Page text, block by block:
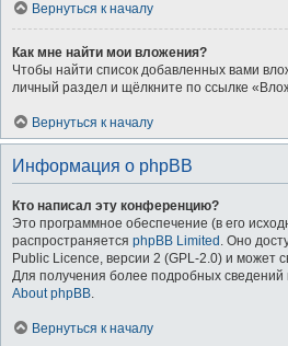
Вернуться к началу
Как мне найти мои вложения?
Чтобы найти список добавленных вами
личный раздел и щёлкните по ссылке
Вернуться к началу
Информация о phpBB
Кто написал эту конференцию?
Это программное обеспечение (в его
распространяется phpBB Limited . Оно
Public Licence, версии 2 (GPL-2.0) и может
Для получения более подробных сведений
About phpBB.
Вернуться к началу